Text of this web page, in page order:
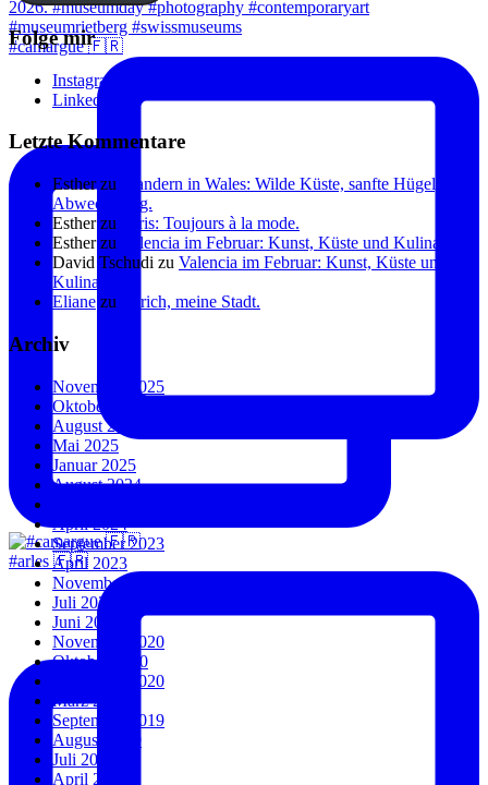
#camargue 🇫🇷
#arles 🇫🇷
Folge mir
Instagram
Linkedin
Letzte Kommentare
Estherzu
Wandern in Wales: Wilde Küste, sanfte Hügel, viel
Abwechslung.
Estherzu
Paris: Toujours à la mode.
Estherzu
Valencia im Februar: Kunst, Küste und Kulinarik.
David Tschudi zu Valencia im Februar: Kunst, Küste und
Kulinarik.
Eliane zu Zürich, meine Stadt.
Archiv
November 2025
Oktober 2025
August 2025
Mai 2025
Januar 2025
August 2024
April 2024
September 2023
April 2023
November 2022
Juli 2022
Juni 2022
November 2020
Oktober 2020
September 2020
März 2020
September 2019
August 2019
Juli 2019
April 2019